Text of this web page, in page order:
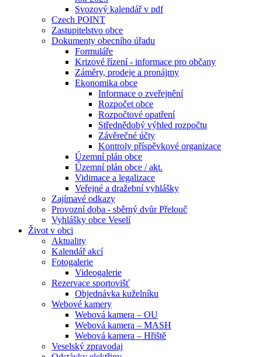
Svozový kalendář v pdf
Czech POINT
Zastupitelstvo obce
Dokumenty obecního úřadu
Formuláře
Krizové řízení - informace pro občany
Záměry, prodeje a pronájmy
Ekonomika obce
Informace o zveřejnění
Rozpočet obce
Rozpočtové opatření
Střednědobý výhled rozpočtu
Závěrečné účty
Kontroly příspěvkové organizace
Územní plán obce
Územní plán obce / akt.
Vidimace a legalizace
Veřejné a dražební vyhlášky
Zajímavé odkazy
Provozní doba - sběrný dvůr Přelouč
Vyhlášky obce Veselí
Život v obci
Aktuality
Kalendář akcí
Fotogalerie
Videogalerie
Rezervace sportovišť
Objednávka kuželníku
Webové kamery
Webová kamera – OU
Webová kamera – MASH
Webová kamera – Hřiště
Veselský zpravodaj